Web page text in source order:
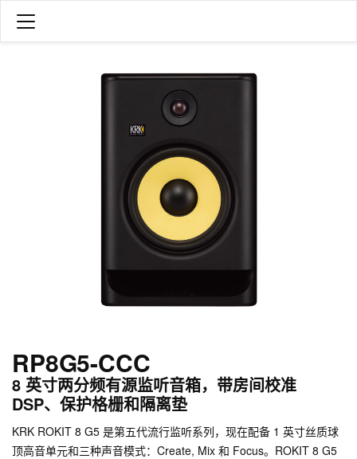
RP8G5-CCC
8 英寸两分频有源监听音箱，带房间校准
DSP、保护格栅和隔离垫
KRK ROKIT 8 G5 是第五代流行监听系列，现在配备 1 英寸丝质球
顶高音单元和三种声音模式：Create, Mix 和 Focus。ROKIT 8 G5